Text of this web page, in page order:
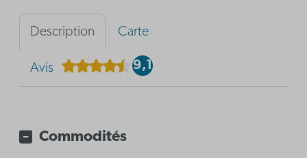
Description Carte
Avis 9,1
Commodités